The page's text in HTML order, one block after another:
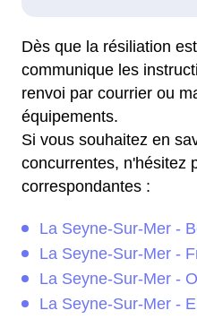
Dès que la résiliation
communique les
renvoi par courrier ou
équipements.
Si vous souhaitez en
concurrentes, n'hésitez
correspondantes :
La Seyne-Sur-Mer -
La Seyne-Sur-Mer -
La Seyne-Sur-Mer -
La Seyne-Sur-Mer -